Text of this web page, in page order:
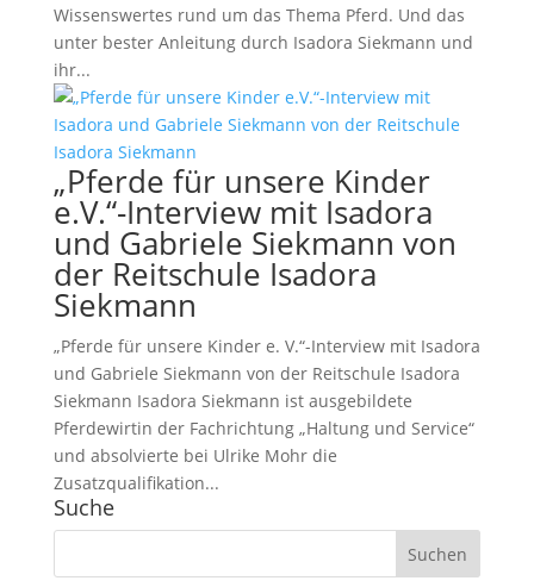
Wissenswertes rund um das Thema Pferd. Und das
unter bester Anleitung durch Isadora Siekmann und
ihr...
„Pferde für unsere Kinder
e.V.“-Interview mit Isadora
und Gabriele Siekmann von
der Reitschule Isadora
Siekmann
„Pferde für unsere Kinder e. V.“-Interview mit Isadora
und Gabriele Siekmann von der Reitschule Isadora
Siekmann Isadora Siekmann ist ausgebildete
Pferdewirtin der Fachrichtung „Haltung und Service“
und absolvierte bei Ulrike Mohr die
Zusatzqualifikation...
Suche